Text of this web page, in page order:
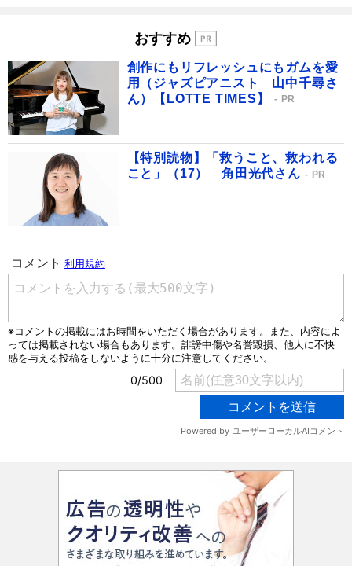
おすすめ
創作にもリフレッシュにもガムを愛
用（ジャズピアニスト 山中千尋さ
ん）【LOTTE TIMES】
PR
【特別読物】「救うこと、救われる
こと」（17） 角田光代さん
PR